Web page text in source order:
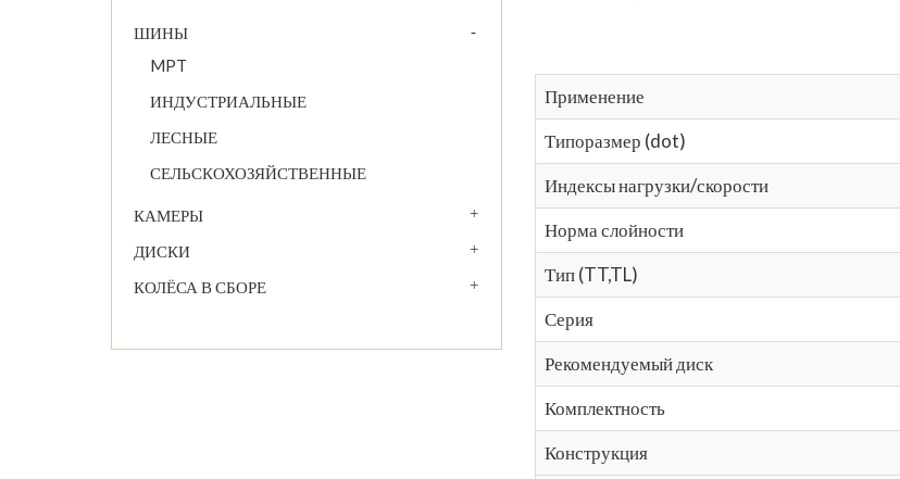
ШИНЫ
MPT
ИНДУСТРИАЛЬНЫЕ
ЛЕСНЫЕ
СЕЛЬСКОХОЗЯЙСТВЕННЫЕ
КАМЕРЫ
ДИСКИ
КОЛЁСА В СБОРЕ
Применение
Типоразмер (dot)
Индексы нагрузки/скорости
Норма слойности
Тип (TT,TL)
Серия
Рекомендуемый диск
Комплектность
Конструкция